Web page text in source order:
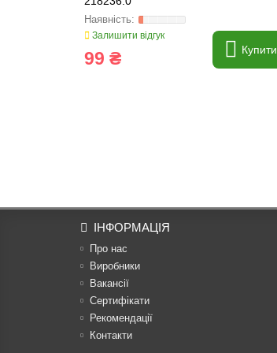
Залишити відгук
99 ₴ Купити
ІНФОРМАЦІЯ
Про нас
Виробники
Вакансії
Сертифікати
Рекомендації
Контакти